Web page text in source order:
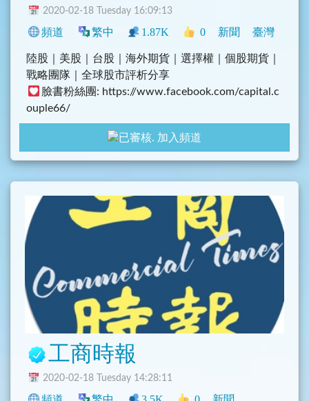
2020-02-18 Tuesday 16:09:13
頻道 繁中 1.87K 0 新聞 臺灣
陸股｜美股｜台股｜海外期貨｜選擇權｜個股期貨｜
戰略團隊｜全球股市評析分享
臉書粉絲團: https://www.facebook.com/capital.c
ouple66/
全球股市分享: https://www.facebook.com/group
s/2700680073319787/
LINE@公眾號: https://line.me/R/ti/p/%40as666
加入頻道
工商時報
2020-02-18 Tuesday 14:28:11